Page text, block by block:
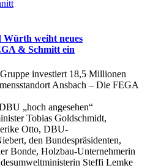
weiht neues
& Schmitt ein
investiert 18,5 Millionen
Ansbach – Die FEGA
Tobias Goldschmidt,
Otto, DBU-
den Bundespräsidenten,
Bonde, Holzbau-Unternehmerin
Steffi Lemke